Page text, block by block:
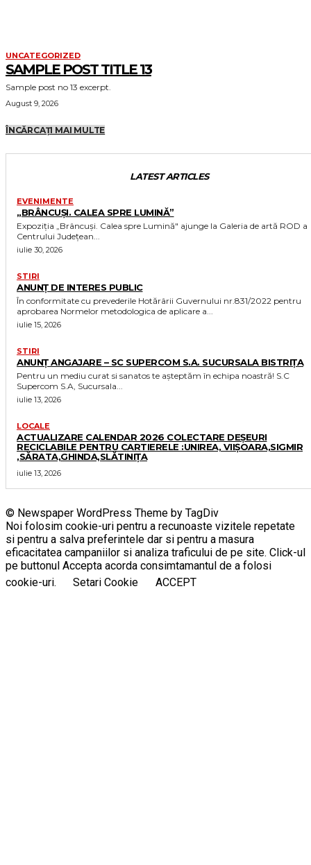
UNCATEGORIZED
SAMPLE POST TITLE 13
Sample post no 13 excerpt.
August 9, 2026
ÎNCĂRCAȚI MAI MULTE
LATEST ARTICLES
EVENIMENTE
„BRÂNCUȘI. CALEA SPRE LUMINĂ”
Expoziția „Brâncuși. Calea spre Lumină" ajunge la Galeria de artă ROD a
Centrului Județean...
iulie 30, 2026
STIRI
ANUNȚ DE INTERES PUBLIC
În conformitate cu prevederile Hotărârii Guvernului nr.831/2022 pentru
aprobarea Normelor metodologica de aplicare a...
iulie 15, 2026
STIRI
ANUNȚ ANGAJARE – SC SUPERCOM S.A. SUCURSALA BISTRIȚA
Pentru un mediu curat si sanatos te așteptăm în echipa noastră! S.C
Supercom S.A, Sucursala...
iulie 13, 2026
LOCALE
ACTUALIZARE CALENDAR 2026 COLECTARE DEȘEURI
RECICLABILE PENTRU CARTIERELE :UNIREA, VIIȘOARA,SIGMIR
,SĂRATA,GHINDA,SLĂTINIȚA
iulie 13, 2026
© Newspaper WordPress Theme by TagDiv
Noi folosim cookie-uri pentru a recunoaste vizitele repetate
si pentru a salva preferintele dar si pentru a masura
eficacitatea campaniilor si analiza traficului de pe site. Click-ul
pe buttonul Accepta acorda consimtamantul de a folosi
cookie-uri.
Setari Cookie ACCEPT